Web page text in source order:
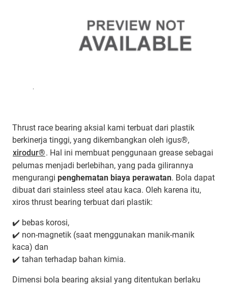
.
Thrust race bearing aksial kami terbuat dari plastik
berkinerja tinggi, yang dikembangkan oleh igus®,
xirodur®. Hal ini membuat penggunaan grease sebagai
pelumas menjadi berlebihan, yang pada gilirannya
mengurangi penghematan biaya perawatan. Bola dapat
dibuat dari stainless steel atau kaca. Oleh karena itu,
xiros thrust bearing terbuat dari plastik:
✔️ bebas korosi,
✔️ non-magnetik (saat menggunakan manik-manik
kaca) dan
✔️ tahan terhadap bahan kimia.
Dimensi bola bearing aksial yang ditentukan berlaku